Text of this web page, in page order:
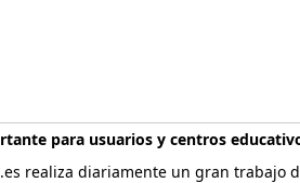
para usuarios y centros
realiza diariamente un gran trabajo